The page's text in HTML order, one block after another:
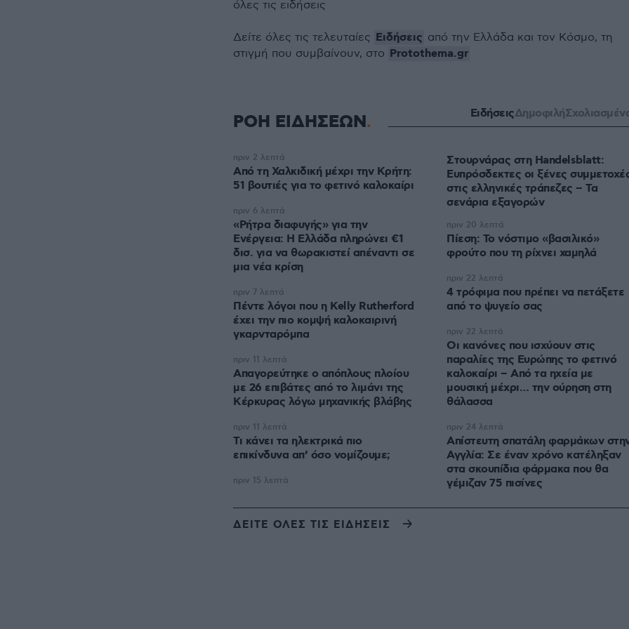
όλες τις ειδήσεις
Δείτε όλες τις τελευταίες Ειδήσεις από την Ελλάδα και τον Κόσμο, τη
στιγμή που συμβαίνουν, στο Protothema.gr
ΡΟΗ ΕΙΔΗΣΕΩΝ ΕιδήσειςΔημοφιλή
Από τη Χαλκιδική μέχρι την Κρήτη:
51 βουτιές για το φετινό καλοκαίρι
πριν 2 λεπτά
«Ρήτρα διαφυγής» για την
Ενέργεια: Η Ελλάδα πληρώνει €1
δισ. για να θωρακιστεί απέναντι σε
μια νέα κρίση
πριν 6 λεπτά
Πέντε λόγοι που η Kelly Rutherford
έχει την πιο κομψή καλοκαιρινή
γκαρνταρόμπα
πριν 7 λεπτά
Απαγορεύτηκε ο απόπλους πλοίου
με 26 επιβάτες από το λιμάνι της
Κέρκυρας λόγω μηχανικής βλάβης
πριν 11 λεπτά
Τι κάνει τα ηλεκτρικά πιο
επικίνδυνα απ’ όσο νομίζουμε;
πριν 11 λεπτά
Στουρνάρας στη Handelsblatt:
Ευπρόσδεκτες οι ξένες
στις ελληνικές τράπεζες – Τα
σενάρια εξαγορών
πριν 15 λεπτά
Πίεση: Το νόστιμο «βασιλικό»
φρούτο που τη ρίχνει χαμηλά
πριν 20 λεπτά
4 τρόφιμα που πρέπει να πετάξετε
από το ψυγείο σας
πριν 22 λεπτά
Οι κανόνες που ισχύουν στις
παραλίες της Ευρώπης το φετινό
καλοκαίρι – Από τα ηχεία με
μουσική μέχρι… την ούρηση στη
θάλασσα
πριν 22 λεπτά
Απίστευτη σπατάλη φαρμάκων
Αγγλία: Σε έναν χρόνο κατέληξαν
στα σκουπίδια φάρμακα που θα
γέμιζαν 75 πισίνες
πριν 24 λεπτά
ΔΕΙΤΕ ΟΛΕΣ ΤΙΣ ΕΙΔΗΣΕΙΣ